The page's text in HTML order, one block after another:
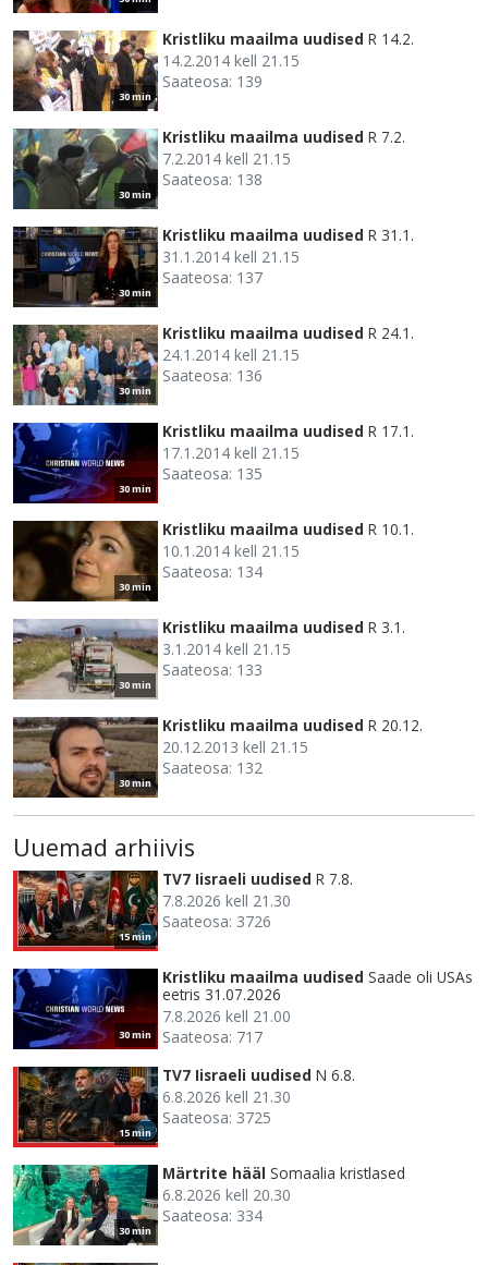
30 min
Kristliku maailma uudised R 14.2.
14.2.2014 kell 21.15
Saateosa: 139
30 min
Kristliku maailma uudised R 7.2.
7.2.2014 kell 21.15
Saateosa: 138
30 min
Kristliku maailma uudised R 31.1.
31.1.2014 kell 21.15
Saateosa: 137
30 min
Kristliku maailma uudised R 24.1.
24.1.2014 kell 21.15
Saateosa: 136
30 min
Kristliku maailma uudised R 17.1.
17.1.2014 kell 21.15
Saateosa: 135
30 min
Kristliku maailma uudised R 10.1.
10.1.2014 kell 21.15
Saateosa: 134
30 min
Kristliku maailma uudised R 3.1.
3.1.2014 kell 21.15
Saateosa: 133
30 min
Kristliku maailma uudised R 20.12.
20.12.2013 kell 21.15
Saateosa: 132
Uuemad arhiivis
15 min
TV7 Iisraeli uudised R 7.8.
7.8.2026 kell 21.30
Saateosa: 3726
30 min
Kristliku maailma uudised Saade oli USAs
eetris 31.07.2026
7.8.2026 kell 21.00
Saateosa: 717
15 min
TV7 Iisraeli uudised N 6.8.
6.8.2026 kell 21.30
Saateosa: 3725
30 min
Märtrite hääl Somaalia kristlased
6.8.2026 kell 20.30
Saateosa: 334